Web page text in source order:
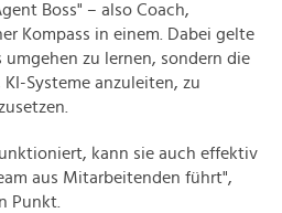
Boss" – also Coach,
Kompass in einem. Dabei gelte
zu lernen, sondern die
Systeme anzuleiten, zu
kann sie auch effektiv
aus Mitarbeitenden führt",
Punkt.